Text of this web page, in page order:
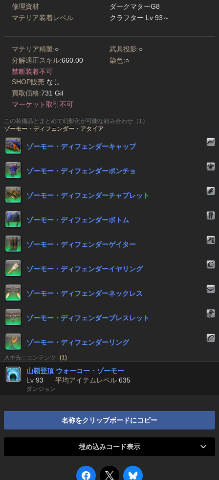
修理資材
ダークマターG8
マテリア装着レベル
クラフター Lv 93～
マテリア精製:○ 武具投影:○
分解適正スキル:660.00 染色:○
禁断装着不可
SHOP販売:なし
買取価格:731 Gil
マーケット取引不可
この装備品とまとめて幻影化が可能な組み合わせ（1）
ゾーモー・ディフェンダー・アタイア
ゾーモー・ディフェンダーキャップ
ゾーモー・ディフェンダーポンチョ
ゾーモー・ディフェンダーチャプレット
ゾーモー・ディフェンダーボトム
ゾーモー・ディフェンダーゲイター
ゾーモー・ディフェンダーイヤリング
ゾーモー・ディフェンダーネックレス
ゾーモー・ディフェンダーブレスレット
ゾーモー・ディフェンダーリング
入手先 : コンテンツ (1)
山嶺登頂 ウォーコー・ゾーモー
Lv 93 平均アイテムレベル 635
ダンジョン
名称をクリップボードにコピー
埋め込みコード表示